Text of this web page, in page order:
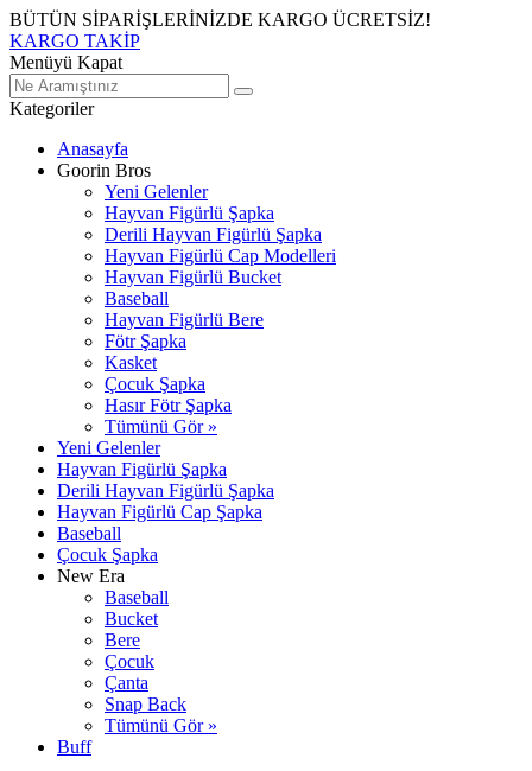
BÜTÜN SİPARİŞLERİNİZDE KARGO ÜCRETSİZ!
KARGO TAKİP
Menüyü Kapat
Kategoriler
Anasayfa
Goorin Bros
Yeni Gelenler
Hayvan Figürlü Şapka
Derili Hayvan Figürlü Şapka
Hayvan Figürlü Cap Modelleri
Hayvan Figürlü Bucket
Baseball
Hayvan Figürlü Bere
Fötr Şapka
Kasket
Çocuk Şapka
Hasır Fötr Şapka
Tümünü Gör »
Yeni Gelenler
Hayvan Figürlü Şapka
Derili Hayvan Figürlü Şapka
Hayvan Figürlü Cap Şapka
Baseball
Çocuk Şapka
New Era
Baseball
Bucket
Bere
Çocuk
Çanta
Snap Back
Tümünü Gör »
Buff